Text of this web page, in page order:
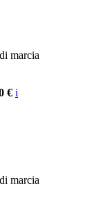
marcia
€ i
marcia